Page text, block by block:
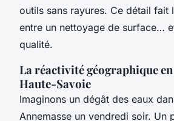
outils sans rayures. Ce détail fait
entre un nettoyage de surface…
qualité.
La réactivité géographique
Haute-Savoie
Imaginons un dégât des eaux
Annemasse un vendredi soir. Un